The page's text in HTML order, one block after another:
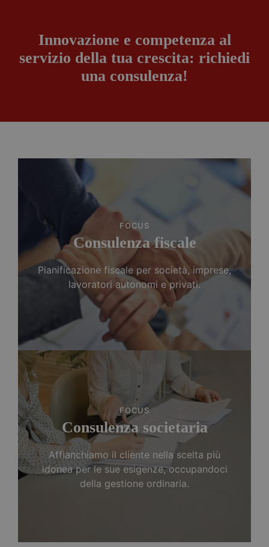
Innovazione e competenza al
servizio della tua crescita: richiedi
una consulenza!
FOCUS
Consulenza fiscale
Pianificazione fiscale per società, imprese,
lavoratori autonomi e privati.
FOCUS
Consulenza societaria
Affianchiamo il cliente nella scelta più
idonea per le sue esigenze, occupandoci
della gestione ordinaria.